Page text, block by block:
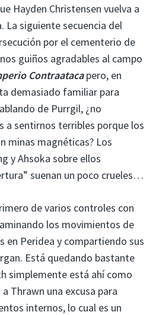
Hayden Christensen vuelva a
La siguiente secuencia del
por el cementerio de
guiños agradables al campo
Contraatacapero, en
demasiado familiar para
de Purrgil, ¿no
a sentirnos terribles porque los
minas magnéticas? Los
y Ahsoka sobre ellos
suenan un poco crueles…
de varios controles con
los movimientos de
en Peridea y compartiendo sus
Está quedando bastante
simplemente está ahí como
Thrawn una excusa para
internos, lo cual es un